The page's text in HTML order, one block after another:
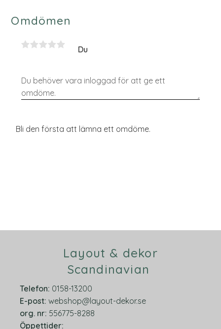
Omdömen
Du
Bli den första att lämna ett omdöme.
Layout & dekor
Scandinavian
Telefon: 0158-13200
E-post: webshop@layout-dekor.se
org. nr: 556775-8288
Öppettider: